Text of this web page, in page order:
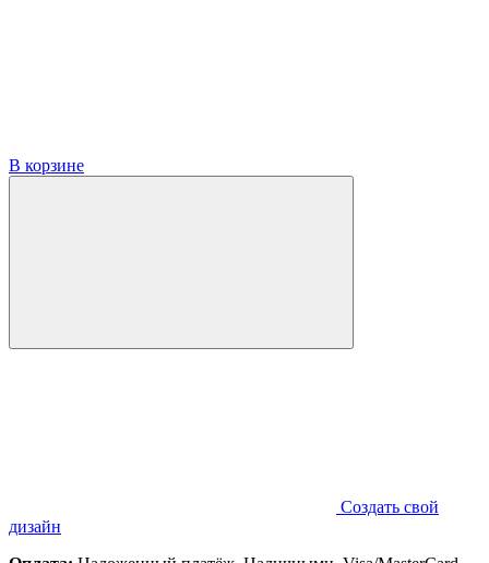
В корзине
Создать свой
дизайн